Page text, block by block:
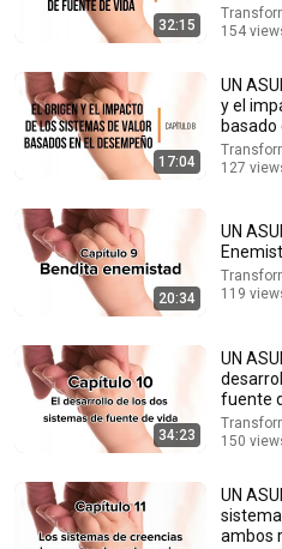
CADA MAÑANA| Richard
CIENCIA FEY 775K views
32:15
154
17:04
UN
y el
basado
127
20:34
UN
119
34:23
UN
fuente
150
UN
ambos